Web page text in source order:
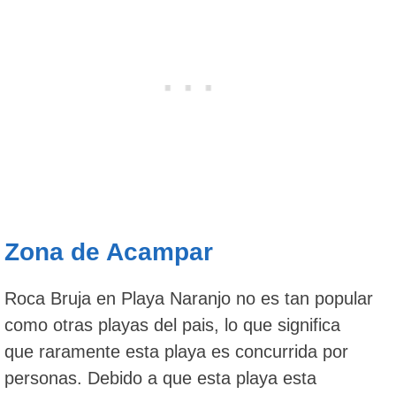
Zona de Acampar
Roca Bruja en Playa Naranjo no es tan popular
como otras playas del pais, lo que significa
que raramente esta playa es concurrida por
personas. Debido a que esta playa esta